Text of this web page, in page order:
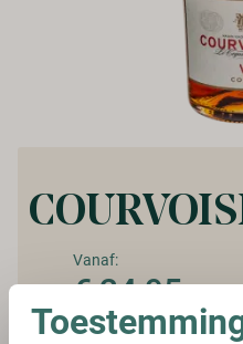
Vanaf:
€ 24,95